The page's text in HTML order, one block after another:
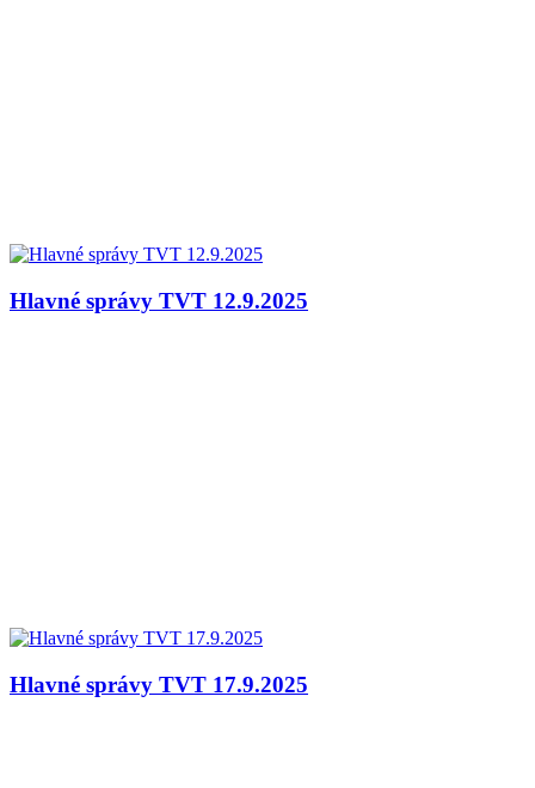
Hlavné správy TVT 12.9.2025
Hlavné správy TVT 17.9.2025